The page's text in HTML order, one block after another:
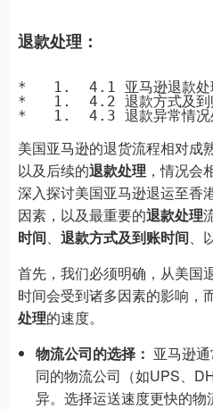
退款处理：
*   1.  4.1 亚马逊退款处
*   1.  4.2 退款方式及到
美国亚马逊的退货流程相对成
以及后续的退款处理 ，情况会
深入探讨美国亚马逊退运至香
因素，以及最重要的退款处理
时间、 退款方式及到账时间、
首先，我们必须明确，从美国
时间会受到诸多因素的影响，
处理的速度。
物流公司的选择： 亚马逊
同的物流公司（如UPS、
异。选择运送速度更快的